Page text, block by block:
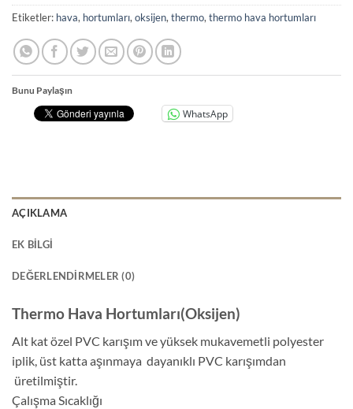
Etiketler: hava, hortumları, oksijen, thermo, thermo hava hortumları
Bunu Paylaşın
WhatsApp
AÇIKLAMA
EK BILGI
DEĞERLENDIRMELER (0)
Thermo Hava Hortumları(Oksijen)
Alt kat özel PVC karışım ve yüksek mukavemetli polyester
iplik, üst katta aşınmaya dayanıklı PVC karışımdan
üretilmiştir.
Çalışma Sıcaklığı